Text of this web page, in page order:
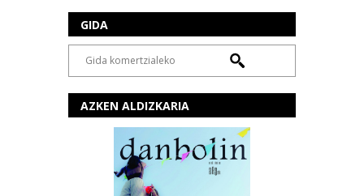
GIDA
AZKEN ALDIZKARIA